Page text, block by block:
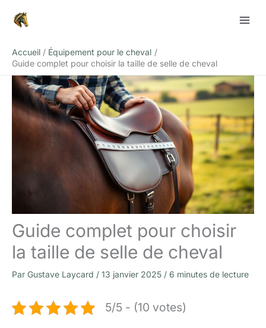
Accueil
Équipement pour le cheval
Guide complet pour choisir la taille de selle de cheval
Guide complet pour choisir
la taille de selle de cheval
Par Gustave Laycard / 13 janvier 2025 / 6 minutes de lecture
5/5 - (10 votes)